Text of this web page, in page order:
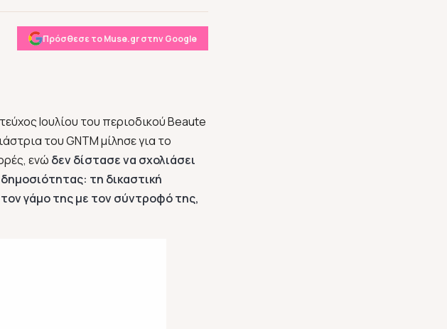
Πρόσθεσε το Muse.gr στην Google
Ιουλίου του περιοδικού Beaute
του GNTM μίλησε για το
ενώ δεν δίστασε να σχολιάσει
τη δικαστική
γάμο της με τον σύντροφό της,